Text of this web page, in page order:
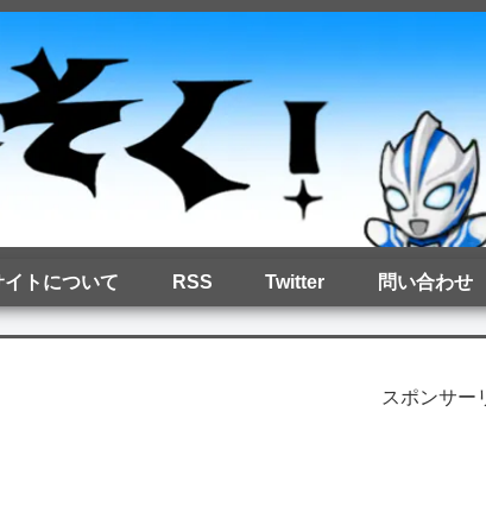
イトについて RSS Twitter 問い合わせ
スポンサー